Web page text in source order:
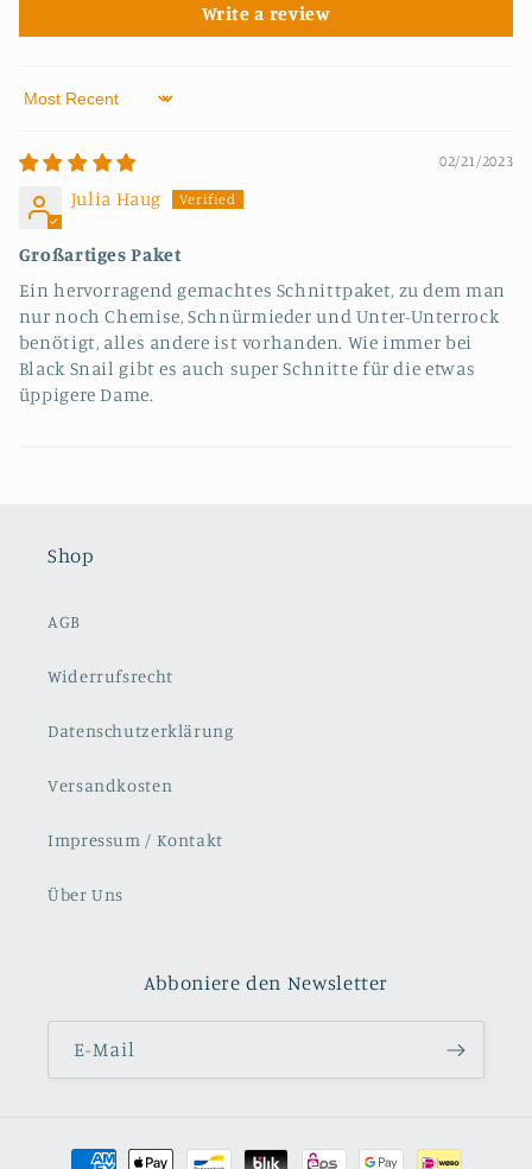
Write a review
Sort by
02/21/2023
Julia Haug
Großartiges Paket
Ein hervorragend gemachtes Schnittpaket, zu dem man
nur noch Chemise, Schnürmieder und Unter-Unterrock
benötigt, alles andere ist vorhanden. Wie immer bei
Black Snail gibt es auch super Schnitte für die etwas
üppigere Dame.
Shop
AGB
Widerrufsrecht
Datenschutzerklärung
Versandkosten
Impressum / Kontakt
Über Uns
Abboniere den Newsletter
E-Mail
Zahlungsmethoden